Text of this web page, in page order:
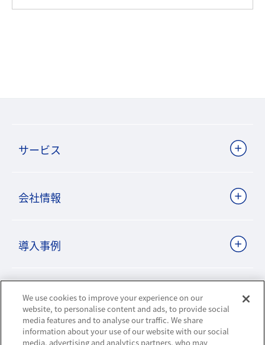
サービス
会社情報
導入事例
ビジネスパートナーサイト
We use cookies to improve your experience on our
website, to personalise content and ads, to provide social
media features and to analyse our traffic. We share
information about your use of our website with our social
media, advertising and analytics partners, who may